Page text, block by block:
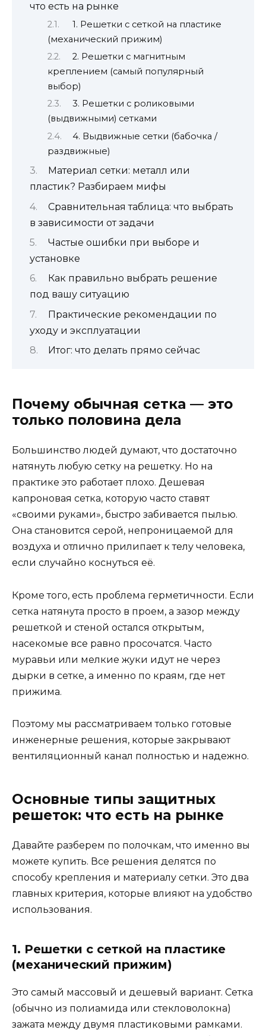
что есть на рынке
1. Решетки с сеткой на пластике
(механический прижим)
2. Решетки с магнитным
креплением (самый популярный
выбор)
3. Решетки с роликовыми
(выдвижными) сетками
4. Выдвижные сетки (бабочка /
раздвижные)
Материал сетки: металл или
пластик? Разбираем мифы
Сравнительная таблица: что выбрать
в зависимости от задачи
Частые ошибки при выборе и
установке
Как правильно выбрать решение
под вашу ситуацию
Практические рекомендации по
уходу и эксплуатации
Итог: что делать прямо сейчас
Почему обычная сетка — это
только половина дела
Большинство людей думают, что достаточно
натянуть любую сетку на решетку. Но на
практике это работает плохо. Дешевая
капроновая сетка, которую часто ставят
«своими руками», быстро забивается пылью.
Она становится серой, непроницаемой для
воздуха и отлично прилипает к телу человека,
если случайно коснуться её.
Кроме того, есть проблема герметичности. Если
сетка натянута просто в проем, а зазор между
решеткой и стеной остался открытым,
насекомые все равно просочатся. Часто
муравьи или мелкие жуки идут не через
дырки в сетке, а именно по краям, где нет
прижима.
Поэтому мы рассматриваем только готовые
инженерные решения, которые закрывают
вентиляционный канал полностью и надежно.
Основные типы защитных
решеток: что есть на рынке
Давайте разберем по полочкам, что именно вы
можете купить. Все решения делятся по
способу крепления и материалу сетки. Это два
главных критерия, которые влияют на удобство
использования.
1. Решетки с сеткой на пластике
(механический прижим)
Это самый массовый и дешевый вариант. Сетка
(обычно из полиамида или стекловолокна)
зажата между двумя пластиковыми рамками.